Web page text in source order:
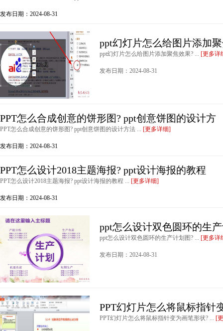
发布日期：2024-08-31
ppt幻灯片怎么给图片添加
ppt幻灯片怎么给图片添加聚焦效果? ... [更多详
发布日期：2024-08-31
PPT怎么合成创意的饼形图? ppt创意饼图的设计方
PPT怎么合成创意的饼形图? ppt创意饼图的设计方法 ... [更多详细]
发布日期：2024-08-31
PPT怎么设计2018主题海报? ppt设计海报的教程
PPT怎么设计2018主题海报? ppt设计海报的教程 ... [更多详细]
发布日期：2024-08-31
ppt怎么设计双色圆环的生
ppt怎么设计双色圆环的生产计划图? ... [更多详
发布日期：2024-08-31
PPT幻灯片怎么将鼠标指针
PPT幻灯片怎么将鼠标指针变为画笔形状? ... [